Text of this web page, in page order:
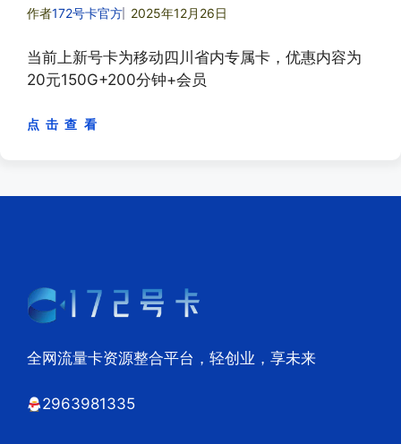
作者172号卡官方 2025年12月26日
当前上新号卡为移动四川省内专属卡，优惠内容为
20元150G+200分钟+会员
点 击 查 看
全网流量卡资源整合平台，轻创业，享未来
2963981335